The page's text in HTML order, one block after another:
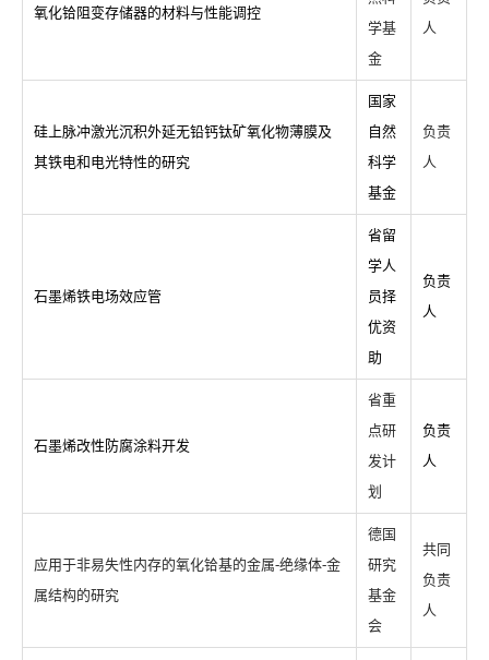
氧化铪阻变存储器的材料与性能调控
学基
金
人
硅上脉冲激光沉积外延无铅钙钛矿氧化物薄膜及
其铁电和电光特性的研究
国家
自然
科学
基金
负责
人
石墨烯铁电场效应管
省留
学人
员择
优资
助
负责
人
石墨烯改性防腐涂料开发
省重
点研
发计
划
负责
人
应用于非易失性内存的氧化铪基的金属-绝缘体-金
属结构的研究
德国
研究
基金
会
共同
负责
人